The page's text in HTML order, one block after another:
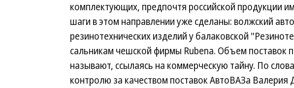
комплектующих, предпочтя российской продукции
шаги в этом направлении уже сделаны: волжский
резинотехнических изделий у балаковской
сальникам чешской фирмы Rubena. Объем поставок
называют, ссылаясь на коммерческую тайну. По
контролю за качеством поставок АвтоВАЗа Валерия